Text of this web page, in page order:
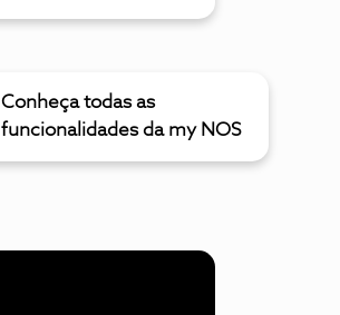
Conheça todas as
funcionalidades da my NOS